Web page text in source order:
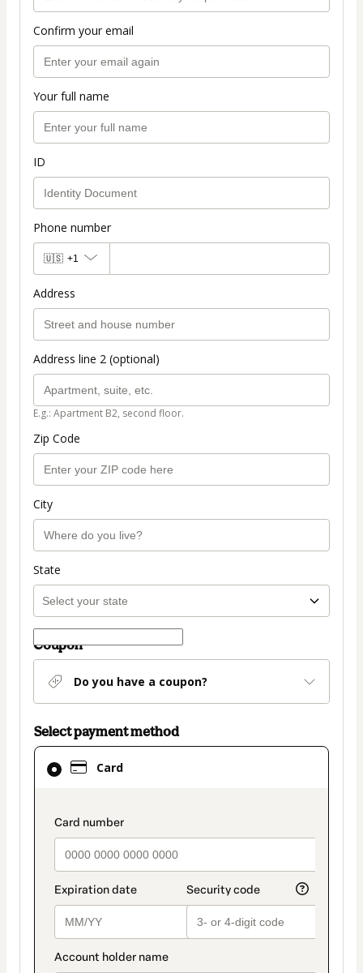
Confirm your email
Your full name
ID
Phone number
🇺🇸 +1
Address
Address line 2 (optional)
E.g.: Apartment B2, second floor.
Zip Code
City
State
Coupon
Do you have a coupon?
Select payment method
Card
payment_data.section_title_v2
Card
selected
method